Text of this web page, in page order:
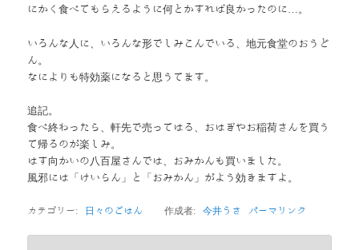
にかく食べてもらえるように何とかすれば良かったのに…。
いろんな人に、いろんな形でしみこんでいる、地元食堂のおうど
ん。
なによりも特効薬になると思うてます。
追記。
食べ終わったら、軒先で売ってはる、おはぎやお稲荷さんを買う
て帰るのが楽しみ。
はす向かいの八百屋さんでは、おみかんも買いました。
風邪には「けいらん」と「おみかん」がよう効きますよ。
カテゴリー: 日々のごはん 作成者:今井うさ パーマリンク